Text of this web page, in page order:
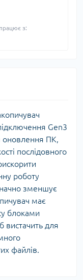
з:
Gen3
оновлення ПК,
послідовного
роботу
зменшує
має
блоками
вистачить для
файлів.